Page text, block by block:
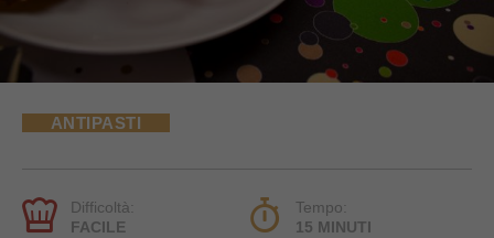
ANTIPASTI
Difficoltà:
FACILE
Tempo:
15 MINUTI